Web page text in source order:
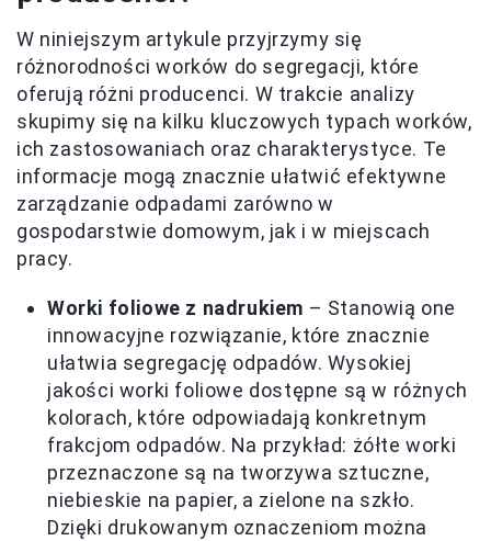
W niniejszym artykule przyjrzymy się
różnorodności worków do segregacji, które
oferują różni producenci. W trakcie analizy
skupimy się na kilku kluczowych typach worków,
ich zastosowaniach oraz charakterystyce. Te
informacje mogą znacznie ułatwić efektywne
zarządzanie odpadami zarówno w
gospodarstwie domowym, jak i w miejscach
pracy.
Worki foliowe z nadrukiem – Stanowią one
innowacyjne rozwiązanie, które znacznie
ułatwia segregację odpadów. Wysokiej
jakości worki foliowe dostępne są w różnych
kolorach, które odpowiadają konkretnym
frakcjom odpadów. Na przykład: żółte worki
przeznaczone są na tworzywa sztuczne,
niebieskie na papier, a zielone na szkło.
Dzięki drukowanym oznaczeniom można